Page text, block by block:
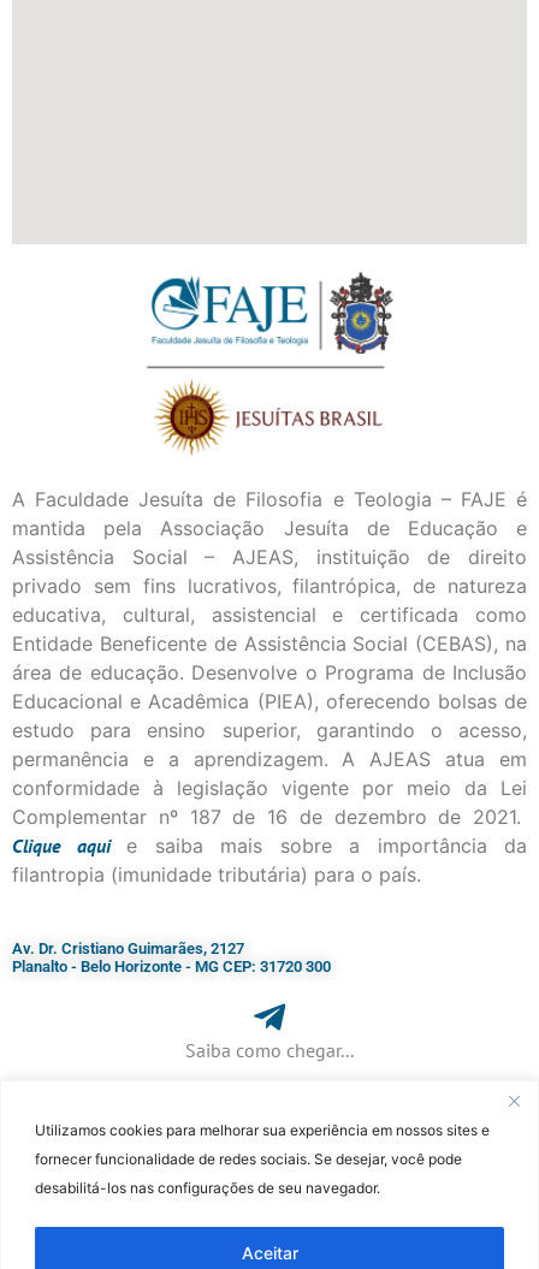
Utilizamos cookies para melhorar sua experiência em nossos sites e
fornecer funcionalidade de redes sociais. Se desejar, você pode
desabilitá-los nas configurações de seu navegador.
Aceitar
A Faculdade Jesuíta de Filosofia e Teologia – FAJE é
mantida pela Associação Jesuíta de Educação e
Assistência Social – AJEAS, instituição de direito
privado sem fins lucrativos, filantrópica, de natureza
educativa, cultural, assistencial e certificada como
Entidade Beneficente de Assistência Social (CEBAS), na
área de educação. Desenvolve o Programa de Inclusão
Educacional e Acadêmica (PIEA), oferecendo bolsas de
estudo para ensino superior, garantindo o acesso,
permanência e a aprendizagem. A AJEAS atua em
conformidade à legislação vigente por meio da Lei
Complementar nº 187 de 16 de dezembro de 2021.
Cliqueaqui
e saiba mais sobre a importância da
filantropia (imunidade tributária) para o país.
Av. Dr. Cristiano Guimarães, 2127
Planalto - Belo Horizonte - MG CEP: 31720 300
Saiba como chegar...
+ 55 (31) 3115-7000​
Patrick de Souza